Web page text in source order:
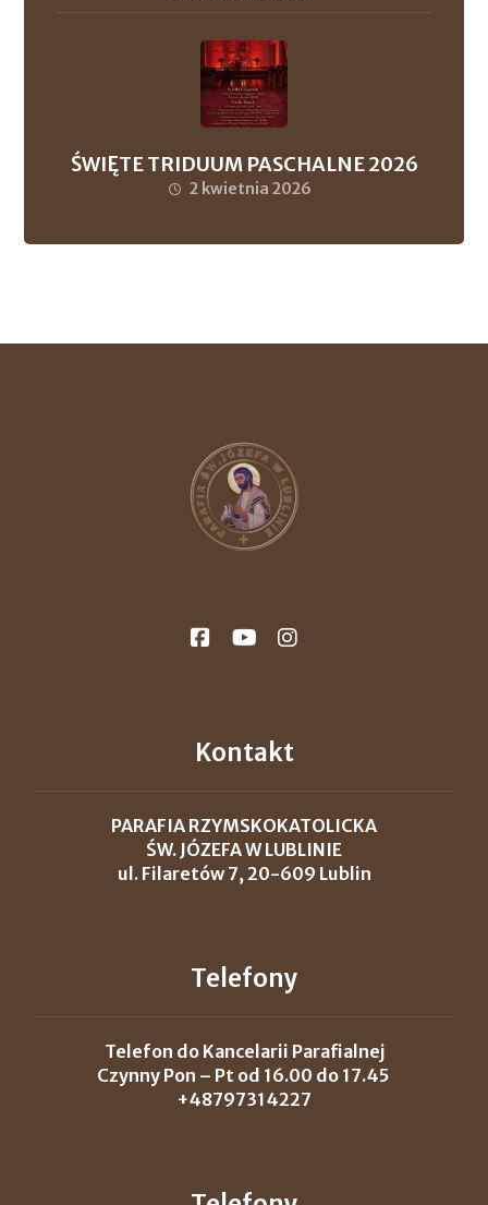
ŚWIĘTE TRIDUUM PASCHALNE 2026
2 kwietnia 2026
Kontakt
PARAFIA RZYMSKOKATOLICKA
ŚW. JÓZEFA W LUBLINIE
ul. Filaretów 7, 20-609 Lublin
Telefony
Telefon do Kancelarii Parafialnej
Czynny Pon – Pt od 16.00 do 17.45
+48797314227